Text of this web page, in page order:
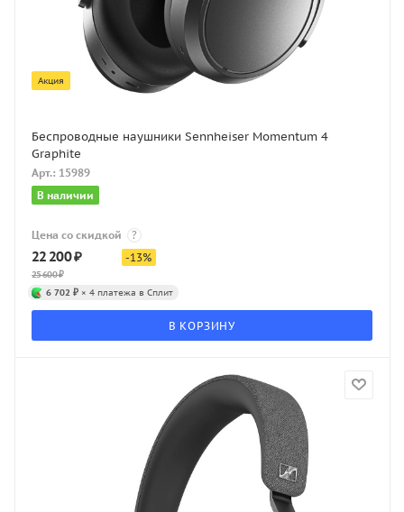
Акция
Беспроводные наушники Sennheiser Momentum 4
Graphite
Арт.: 15989
В наличии
Цена со скидкой ?
22 200₽
25 600₽
-13%
6 702 ₽ × 4 платежа в Сплит
В КОРЗИНУ